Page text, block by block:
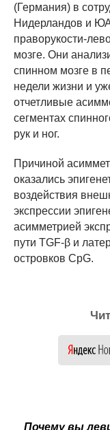
(Германия) в
Нидерландов и
праворукости-
мозге. Они
спинном мозге в
недели жизни и
отчетливые
сегментах
рук и ног.
Причиной
оказались
воздействия
экспрессии
асимметрией
пути TGF-β и
островков CpG.
Почему вы